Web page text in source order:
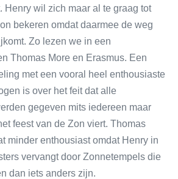
Henry wil zich maar al te graag tot
bekeren omdat daarmee de weg
Zo lezen we in een
Thomas More en Erasmus. Een
met een vooral heel enthousiaste
is over het feit dat alle
gegeven mits iedereen maar
feest van de Zon viert. Thomas
minder enthousiast omdat Henry in
vervangt door Zonnetempels die
dan iets anders zijn.